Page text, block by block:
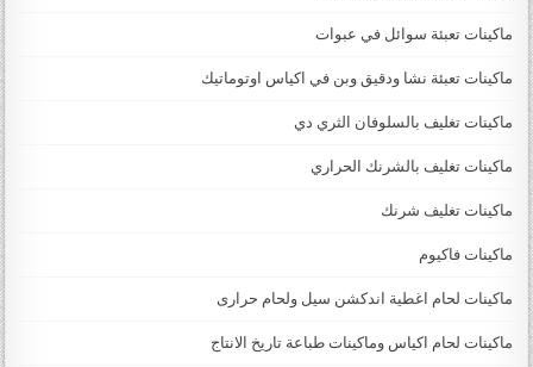
ماكينات تعبئة سوائل في عبوات
ماكينات تعبئة نشا ودقيق وبن في اكياس اوتوماتيك
ماكينات تغليف بالسلوفان الثري دي
ماكينات تغليف بالشرنك الحراري
ماكينات تغليف شرنك
ماكينات فاكيوم
ماكينات لحام اغطية اندكشن سيل ولحام حرارى
ماكينات لحام اكياس وماكينات طباعة تاريخ الانتاج